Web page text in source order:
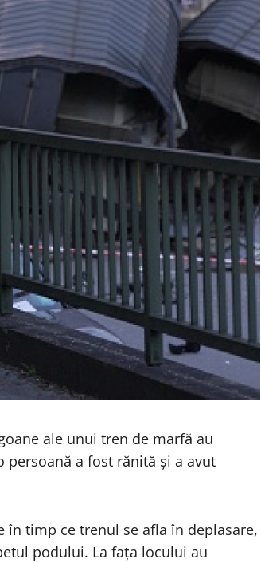
ale unui tren de marfă au
a fost rănită și a avut
timp ce trenul se afla în deplasare,
podului. La fața locului au